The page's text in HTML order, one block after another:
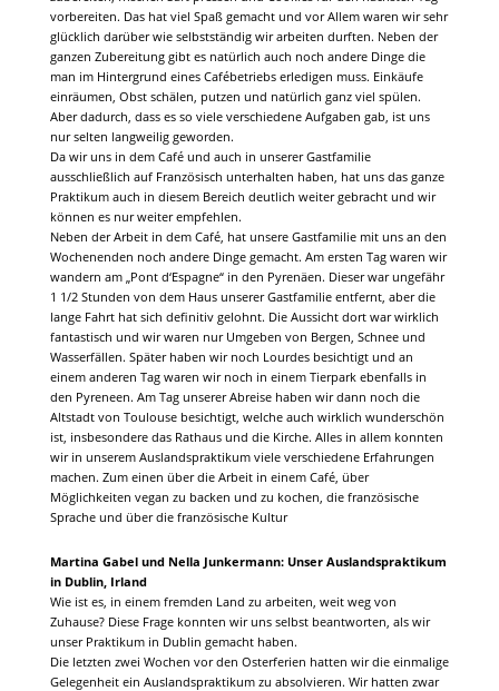
vorbereiten. Das hat viel Spaß gemacht und vor Allem waren wir sehr
glücklich darüber wie selbstständig wir arbeiten durften. Neben der
ganzen Zubereitung gibt es natürlich auch noch andere Dinge die
man im Hintergrund eines Cafébetriebs erledigen muss. Einkäufe
einräumen, Obst schälen, putzen und natürlich ganz viel spülen.
Aber dadurch, dass es so viele verschiedene Aufgaben gab, ist uns
nur selten langweilig geworden.
Da wir uns in dem Café und auch in unserer Gastfamilie
ausschließlich auf Französisch unterhalten haben, hat uns das ganze
Praktikum auch in diesem Bereich deutlich weiter gebracht und wir
können es nur weiter empfehlen.
Neben der Arbeit in dem Café, hat unsere Gastfamilie mit uns an den
Wochenenden noch andere Dinge gemacht. Am ersten Tag waren wir
wandern am „Pont d‘Espagne“ in den Pyrenäen. Dieser war ungefähr
1 1/2 Stunden von dem Haus unserer Gastfamilie entfernt, aber die
lange Fahrt hat sich definitiv gelohnt. Die Aussicht dort war wirklich
fantastisch und wir waren nur Umgeben von Bergen, Schnee und
Wasserfällen. Später haben wir noch Lourdes besichtigt und an
einem anderen Tag waren wir noch in einem Tierpark ebenfalls in
den Pyreneen. Am Tag unserer Abreise haben wir dann noch die
Altstadt von Toulouse besichtigt, welche auch wirklich wunderschön
ist, insbesondere das Rathaus und die Kirche. Alles in allem konnten
wir in unserem Auslandspraktikum viele verschiedene Erfahrungen
machen. Zum einen über die Arbeit in einem Café, über
Möglichkeiten vegan zu backen und zu kochen, die französische
Sprache und über die französische Kultur
Martina Gabel und Nella Junkermann: Unser Auslandspraktikum
in Dublin, Irland
Wie ist es, in einem fremden Land zu arbeiten, weit weg von
Zuhause? Diese Frage konnten wir uns selbst beantworten, als wir
unser Praktikum in Dublin gemacht haben.
Die letzten zwei Wochen vor den Osterferien hatten wir die einmalige
Gelegenheit ein Auslandspraktikum zu absolvieren. Wir hatten zwar